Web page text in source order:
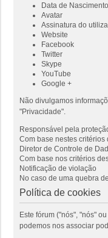
Data de Nascimento
Avatar
Assinatura do
Website
Facebook
Twitter
Skype
YouTube
Google +
Não divulgamos
"Privacidade".
Responsável pela
Com base nestes
Diretor de Controle de
Com base nos critérios
Notificação de violação
No caso de uma quebra
Política de cookies
Este fórum ("nós", "nós"
podemos nos associar